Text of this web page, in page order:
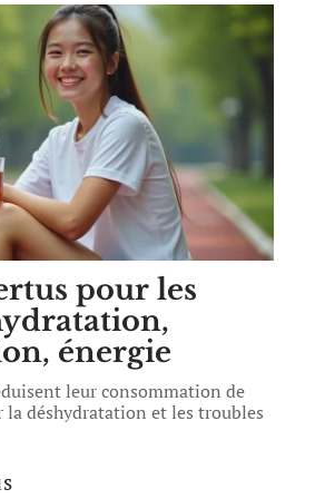
pour les
énergie
leur consommation de
déshydratation et les troubles